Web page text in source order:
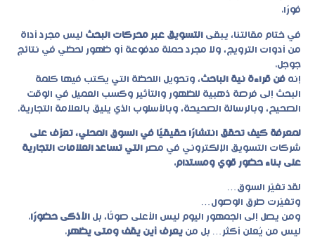
فورًا.
في ختام مقالتنا، يبقى التسويق عبر محركات البحث ليس مجرد أداة
من أدوات الترويج، ولا مجرد حملة مدفوعة أو ظهور لحظي في نتائج
جوجل.
إنه فن قراءة نية الباحث، وتحويل اللحظة التي يكتب فيها كلمة
البحث إلى فرصة ذهبية للظهور والتأثير وكسب العميل في الوقت
الصحيح، وبالرسالة الصحيحة، وبالأسلوب الذي يليق بالعلامة التجارية.
لمعرفة كيف تحقق انتشارًا حقيقيًا في السوق المحلي، تعرّف على
شركات التسويق الإلكتروني في مصر التي تساعد العلامات التجارية
على بناء حضور قوي ومستدام.
لقد تغيّر السوق…
وتغيّرت طرق الوصول…
ومن يصل إلى الجمهور اليوم ليس الأعلى صوتًا، بل الأذكى حضورًا.
ليس من يُعلن أكثر… بل من يعرف أين يقف ومتى يظهر.